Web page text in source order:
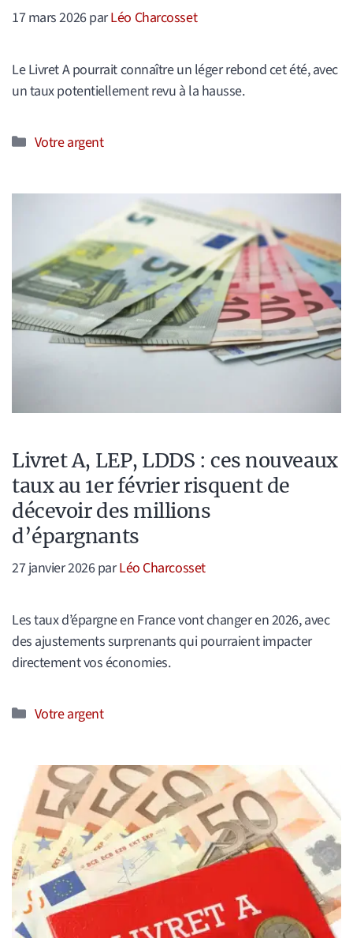
17 mars 2026parLéo Charcosset
Le Livret A pourrait connaître un léger rebond cet été, avec
un taux potentiellement revu à la hausse.
Catégories
Votre argent
Livret A, LEP, LDDS : ces nouveaux
taux au 1er février risquent de
décevoir des millions
d’épargnants
27 janvier 2026parLéo Charcosset
Les taux d’épargne en France vont changer en 2026, avec
des ajustements surprenants qui pourraient impacter
directement vos économies.
Catégories
Votre argent